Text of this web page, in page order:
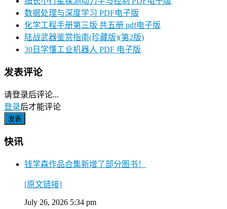
数据处理与深度学习 PDF电子版
化学工程手册第三版 共五册 pdf电子版
陆战武器鉴赏指南(珍藏版)(第2版)
30日学懂工业机器人 PDF 电子版
发表评论
请登录后评论...
登录后才能评论
快讯
钱学森作品合集新增了部分图书！
[原文链接]
July 26, 2026 5:34 pm